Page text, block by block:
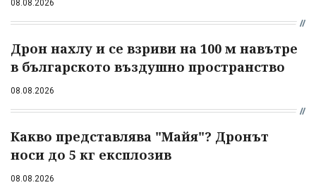
08.08.2026
Дрон нахлу и се взриви на 100 м навътре
в българското въздушно пространство
08.08.2026
Какво представлява "Майя"? Дронът
носи до 5 кг експлозив
08.08.2026